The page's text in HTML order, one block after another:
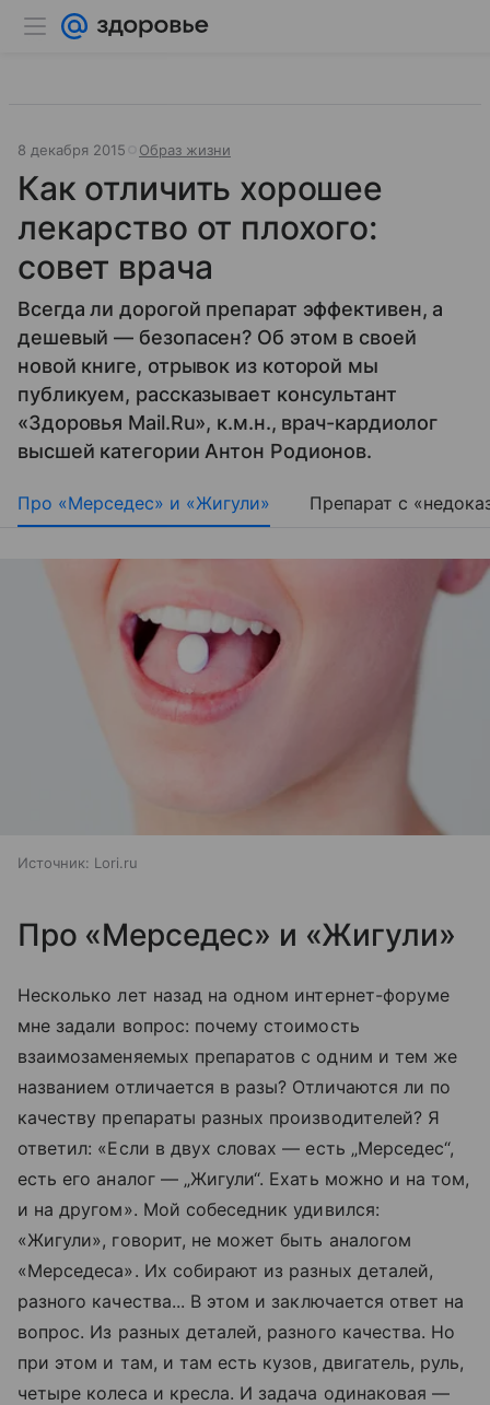
8 декабря 2015 Образ жизни
Как отличить хорошее
лекарство от плохого:
совет врача
Всегда ли дорогой препарат эффективен, а
дешевый — безопасен? Об этом в своей
новой книге, отрывок из которой мы
публикуем, рассказывает консультант
«Здоровья Mail.Ru», к.м.н., врач-кардиолог
высшей категории Антон Родионов.
Про «Мерседес» и «Жигули» Препарат с
Источник: Lori.ru
Про «Мерседес» и «Жигули»
Несколько лет назад на одном интернет-форуме
мне задали вопрос: почему стоимость
взаимозаменяемых препаратов с одним и тем же
названием отличается в разы? Отличаются ли по
качеству препараты разных производителей? Я
ответил: «Если в двух словах — есть „Мерседес“,
есть его аналог — „Жигули“. Ехать можно и на том,
и на другом». Мой собеседник удивился:
«Жигули», говорит, не может быть аналогом
«Мерседеса». Их собирают из разных деталей,
разного качества... В этом и заключается ответ на
вопрос. Из разных деталей, разного качества. Но
при этом и там, и там есть кузов, двигатель, руль,
четыре колеса и кресла. И задача одинаковая —